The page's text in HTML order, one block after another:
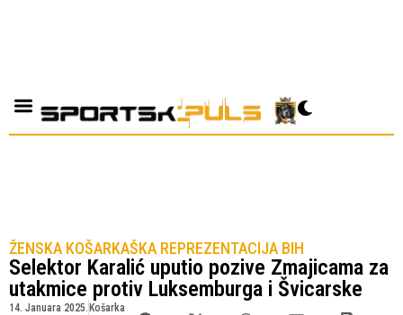
ŽENSKA KOŠARKAŠKA REPREZENTACIJA BIH
Selektor Karalić uputio pozive Zmajicama za
utakmice protiv Luksemburga i Švicarske
14. Januara 2025. Košarka